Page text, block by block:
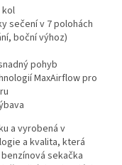
kol
sečení v 7 polohách
boční výhoz)
pohyb
MaxAirflow pro
a vyrobená v
a kvalita, která
sekačka